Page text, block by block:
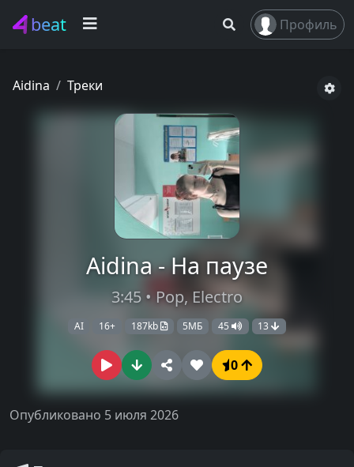
beat Профиль
Aidina Треки
Aidina - На паузе
3:45 • Pop, Electro
AI 16+ 187kb 5МБ 45 13
0
Опубликовано 5 июля 2026